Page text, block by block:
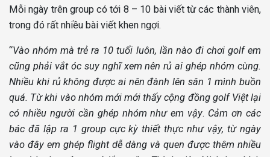
Mỗi ngày trên group có tới 8 – 10 bài viết từ các thành viên,
trong đó rất nhiều bài viết khen ngợi.
“Vào nhóm mà trẻ ra 10 tuổi luôn, lần nào đi chơi golf em
cũng phải vắt óc suy nghĩ xem nên rủ ai ghép nhóm cùng.
Nhiều khi rủ không được ai nên đành lên sân 1 mình buồn
quá. Từ khi vào nhóm mới mới thấy cộng đồng golf Việt lại
có nhiều người cần ghép nhóm như em vậy. Cảm ơn các
bác đã lập ra 1 group cực kỳ thiết thực như vậy, từ ngày
vào đây em ghép flight dễ dàng và quen được thêm nhiều